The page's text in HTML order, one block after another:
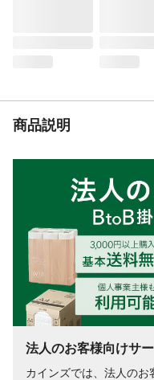
商品説明
法人のお客様向けサ
カインズでは、法人の